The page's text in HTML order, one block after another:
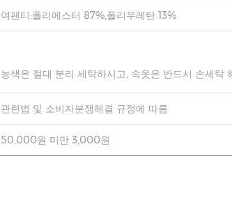
여팬티:폴리에스터 87%,폴리우레탄 13%
농색은 절대 분리 세탁하시고, 속옷은 반드시 손세탁
관련법 및 소비자분쟁해결 규정에 따름
50,000원 미만 3,000원